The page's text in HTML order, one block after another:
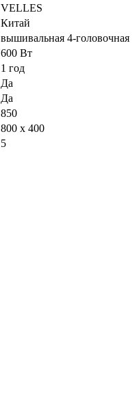
VELLES
Китай
вышивальная 4-головочная
600 Вт
1 год
Да
Да
850
800 х 400
5